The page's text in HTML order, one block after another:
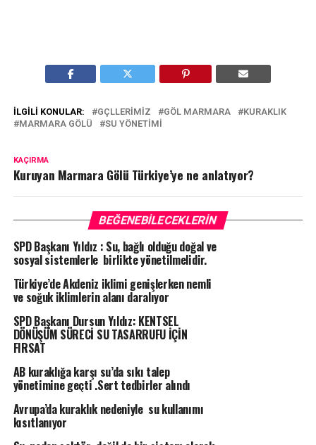
İLGILI KONULAR: GÇLLERIMIZ GÖL MARMARA
KURAKLIK
MARMARA GÖLÜ
SU YÖNETIMI
KAÇIRMA
Kuruyan Marmara Gölü Türkiye’ye ne anlatıyor?
BEĞENEBILECEKLERIN
SPD Başkanı Yıldız : Su, bağlı olduğu doğal ve
sosyal sistemlerle birlikte yönetilmelidir.
Türkiye’de Akdeniz iklimi genişlerken nemli
ve soğuk iklimlerin alanı daralıyor
SPD Başkanı Dursun Yıldız: KENTSEL
DÖNÜŞÜM SÜRECİ SU TASARRUFU İÇİN
FIRSAT
AB kuraklığa karşı su’da sıkı talep
yönetimine geçti .Sert tedbirler alındı
Avrupa’da kuraklık nedeniyle su kullanımı
kısıtlanıyor